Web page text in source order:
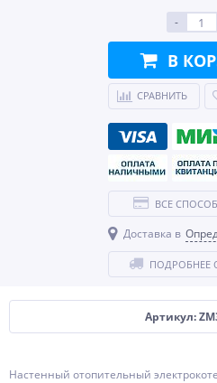
Артикул:
Настенный отопительный
-
В
СРАВНИТЬ
ВСЕ
Доставка в
ПОДРОБНЕЕ